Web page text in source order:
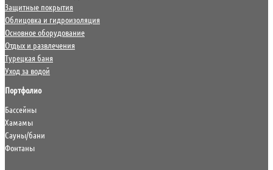
Защитные покрытия
Облицовка и гидроизоляция
Основное оборудование
Отдых и развлечения
Турецкая баня
Уход за водой
Портфолио
Бассейны
Хамамы
Сауны/бани
Фонтаны